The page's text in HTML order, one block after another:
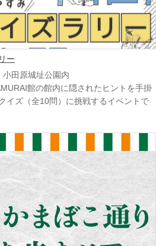
ー
田原城址公園内
館の館内に隠されたヒントを手掛
イズ（全10問）に挑戦するイベントで